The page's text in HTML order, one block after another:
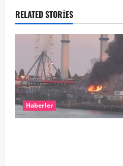
RELATED STORIES
Haberler